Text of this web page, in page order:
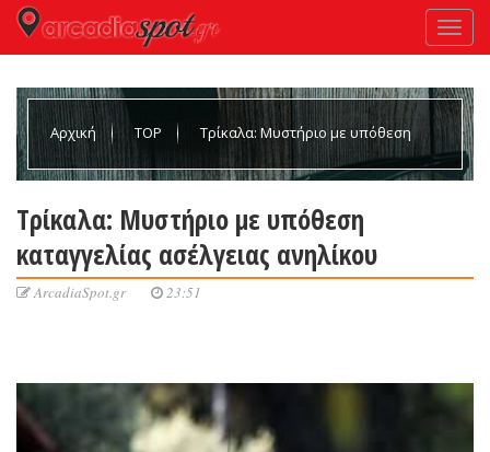
Αρχική TOP Tρίκαλα: Μυστήριο με υπόθεση
Tρίκαλα: Μυστήριο με υπόθεση
καταγγελίας ασέλγειας ανηλίκου
ArcadiaSpot.gr 23:51